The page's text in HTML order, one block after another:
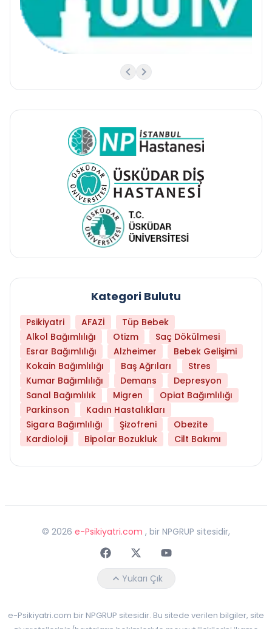
Kategori Bulutu
Psikiyatri AFAZİ
Tüp Bebek
Alkol Bağımlılığı
Otizm
Saç Dökülmesi
Esrar Bağımlılığı
Alzheimer
Bebek Gelişimi
Kokain Bağımlılığı
Baş Ağrıları
Stres
Kumar Bağımlılığı
Demans
Depresyon
Sanal Bağımlılık
Migren
Opiat Bağımlılığı
Parkinson
Kadın Hastalıkları
Sigara Bağımlılığı
Şizofreni
Obezite
Kardioloji
Bipolar Bozukluk Cilt Bakımı
© 2026 e-Psikiyatri.com , bir NPGRUP sitesidir,
FaceebokTwitterYoutube
Yukarı Çık
e-Psikiyatri.com bir NPGRUP sitesidir. Bu sitede verilen bilgiler, site